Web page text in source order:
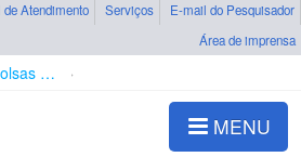
de Atendimento Serviços
E-mail do Pesquisador
Área de imprensa
Bolsas e Auxílios Vigentes
MENU